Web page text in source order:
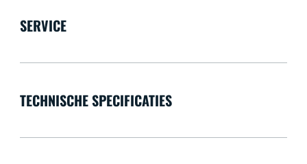
SERVICE
TECHNISCHE SPECIFICATIES